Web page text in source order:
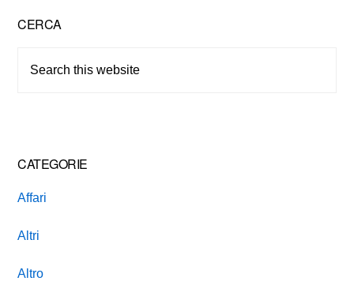
Primary
Sidebar
CERCA
CATEGORIE
Affari
Altri
Altro